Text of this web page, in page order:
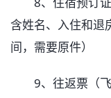
含姓名、入住和退
间，需要原件）
9、往返票（飞